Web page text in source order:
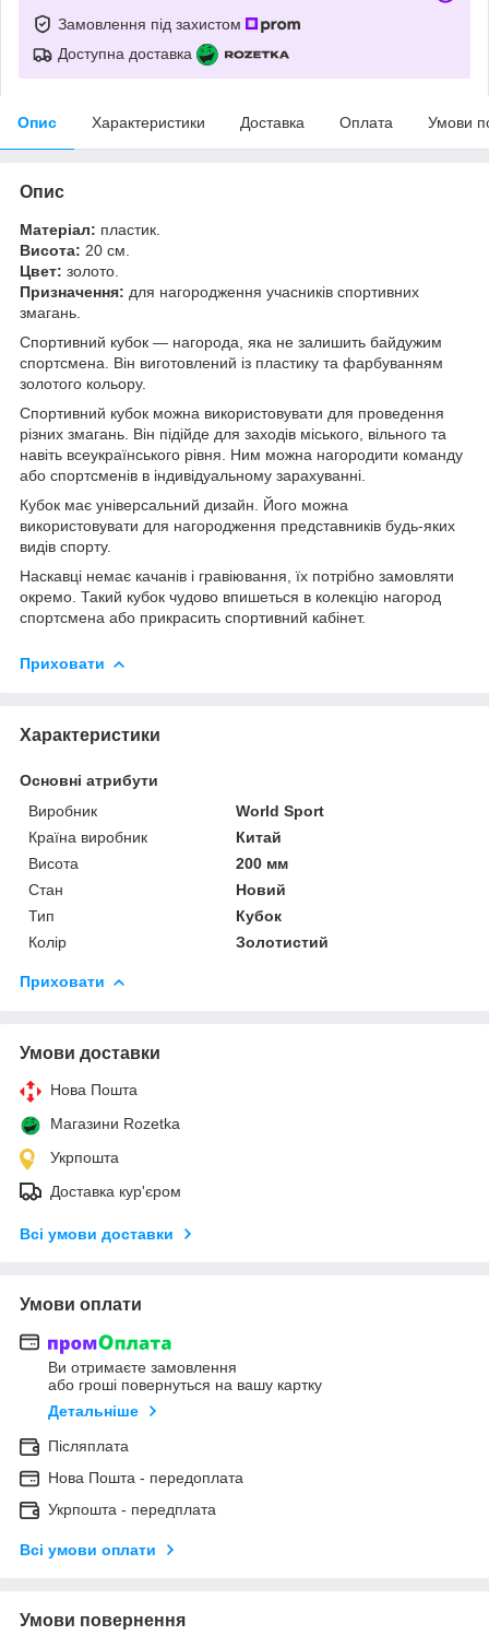
Замовлення під захистом
Доступна доставка
Опис Характеристики Доставка Оплата Умови
Опис
Матеріал: пластик.
Висота: 20 см.
Цвет: золото.
Призначення: для нагородження учасників спортивних
змагань.
Спортивний кубок — нагорода, яка не залишить байдужим
спортсмена. Він виготовлений із пластику та фарбуванням
золотого кольору.
Спортивний кубок можна використовувати для проведення
різних змагань. Він підійде для заходів міського, вільного та
навіть всеукраїнського рівня. Ним можна нагородити команду
або спортсменів в індивідуальному зарахуванні.
Кубок має універсальний дизайн. Його можна
використовувати для нагородження представників будь-яких
видів спорту.
Наскавці немає качанів і гравіювання, їх потрібно замовляти
окремо. Такий кубок чудово впишеться в колекцію нагород
спортсмена або прикрасить спортивний кабінет.
Приховати
Характеристики
Основні атрибути
Виробник
World Sport
Країна виробник
Китай
Висота
200 мм
Стан
Новий
Тип
Кубок
Колір
Золотистий
Приховати
Умови доставки
Нова Пошта
Магазини Rozetka
Укрпошта
Доставка кур'єром
Всі умови доставки
Умови оплати
Ви отримаєте замовлення
або гроші повернуться на вашу картку
Детальніше
Післяплата
Нова Пошта - передоплата
Укрпошта - передплата
Всі умови оплати
Умови повернення